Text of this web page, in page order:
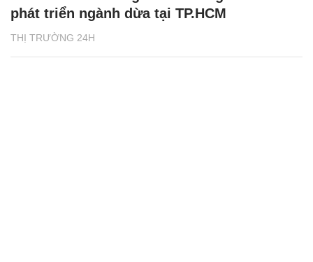
THỊ TRƯỜNG 24H
phát triển ngành dừa tại TP.HCM